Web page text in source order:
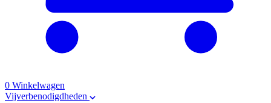
0 Winkelwagen
Vijverbenodigdheden